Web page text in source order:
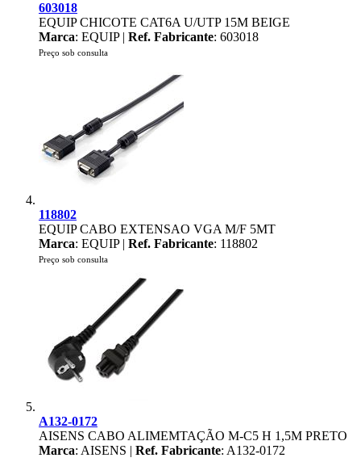
603018
EQUIP CHICOTE CAT6A U/UTP 15M BEIGE
Marca: EQUIP | Ref. Fabricante: 603018
Preço sob consulta
118802
EQUIP CABO EXTENSAO VGA M/F 5MT
Marca: EQUIP | Ref. Fabricante: 118802
Preço sob consulta
A132-0172
AISENS CABO ALIMEMTAÇÃO M-C5 H 1,5M PRETO
Marca: AISENS | Ref. Fabricante: A132-0172